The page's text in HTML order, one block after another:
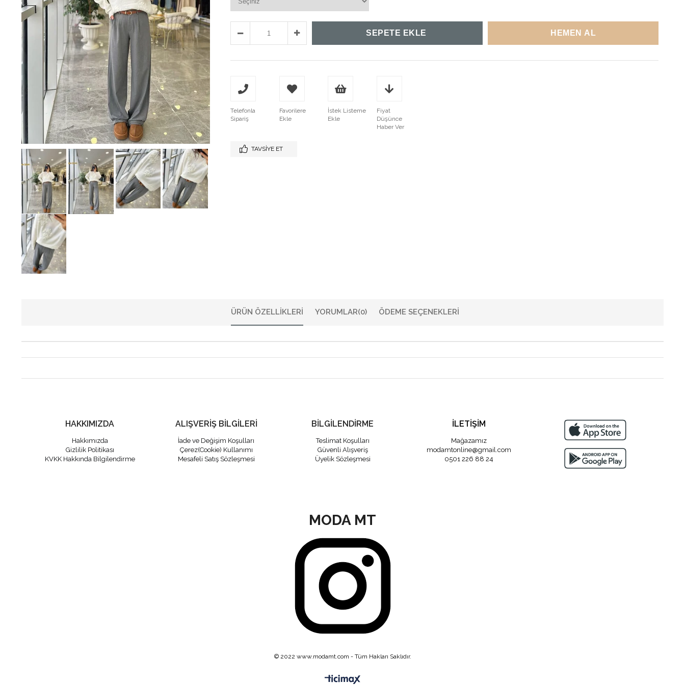
Telefonla
Sipariş
Favorilere
Ekle
İstek Listeme
Ekle
Fiyat
Düşünce
Haber Ver
TAVSIYE ET
ÜRÜN ÖZELLIKLERI YORUMLAR(0) ÖDEME SEÇENEKLERI
HAKKIMIZDA
Hakkımızda
Gizlilik Politikası
KVKK Hakkında Bilgilendirme
ALIŞVERİŞ BİLGİLERİ
İade ve Değişim Koşulları
Çerez(Cookie) Kullanımı
Mesafeli Satış Sözleşmesi
BİLGİLENDİRME
Teslimat Koşulları
Güvenli Alışveriş
Üyelik Sözleşmesi
İLETİŞİM
Mağazamız
modamtonline@gmail.com
0501 226 88 24
MODA MT
© 2022 www.modamt.com - Tüm Hakları Saklıdır.